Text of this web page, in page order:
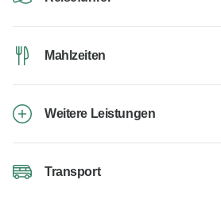
Mahlzeiten
Weitere Leistungen
Transport